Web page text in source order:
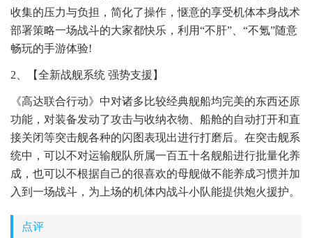
收集的压力与负担，简化了操作，惬意的享受机体本身战术
部署策略一场战斗的大家都快乐，利用“不肝”、“不氪”随意
畅玩的手游体验!
2、【全新战舰系统 强势支援】
《高达联合行动》中对诸多比较经典舰船均完美的东西还原
功能，对装备发动了攻击与收纳衣物、船舱的自动打开和直
接关闭等突击舰各种的闪图表现出进行打磨后。在突击舰系
统中，可以不对运输舰队所属一百五十名舰船进行批量化养
成，也可以不根据自己的很喜欢的母舰做不能养成习惯并加
入到一场战斗，为上场的机体内战斗小队能提供炮火援护。
点评